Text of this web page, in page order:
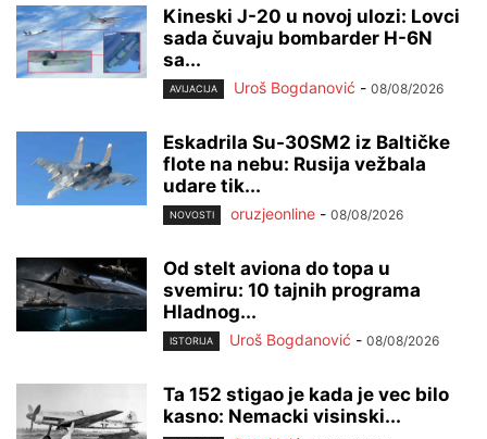
Kineski J-20 u novoj ulozi: Lovci
sada čuvaju bombarder H-6N
sa...
AVIJACIJA Uroš Bogdanović - 08/08/2026
Eskadrila Su-30SM2 iz Baltičke
flote na nebu: Rusija vežbala
udare tik...
NOVOSTI oruzjeonline - 08/08/2026
Od stelt aviona do topa u
svemiru: 10 tajnih programa
Hladnog...
ISTORIJA Uroš Bogdanović - 08/08/2026
Ta 152 stigao je kada je vec bilo
kasno: Nemacki visinski...